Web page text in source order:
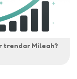
trendar Mileah?